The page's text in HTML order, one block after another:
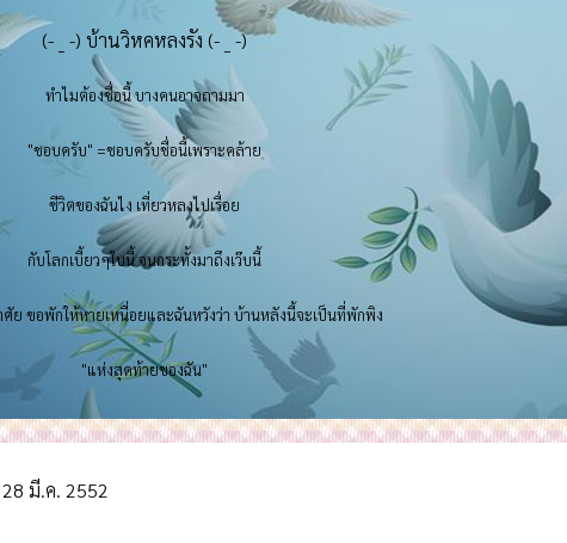
(- _ -) บ้านวิหคหลงรัง (- _ -)
ทำไมต้องชื่อนี้ บางคนอาจถามมา
"ชอบครับ" =ชอบครับชื่อนี้เพราะคล้าย
ชีวิตของฉันไง เที่ยวหลงไปเรื่อย
กับโลกเบี้ยวๆใบนี้ จนกระทั้งมาถึงเว๊บนี้
ศัย ขอพักให้หายเหนื่อยและฉันหวังว่า บ้านหลังนี้จะเป็นที่พักพิง
"แห่งสุดท้ายของฉัน"
มี.ค. 2552